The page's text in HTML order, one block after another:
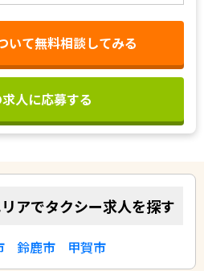
いて無料相談してみる
人に応募する
アでタクシー求人を探す
鈴鹿市 甲賀市